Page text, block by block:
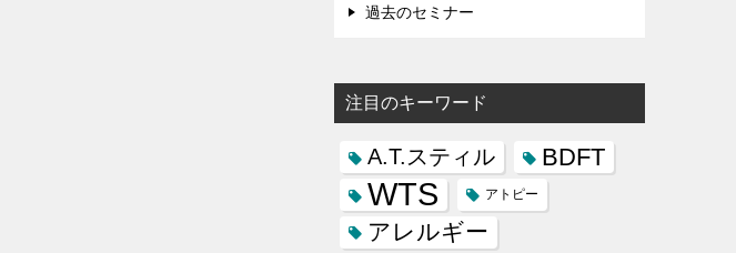
過去のセミナー
注目のキーワード
A.T.スティル BDFT
WTS アトピー
アレルギー